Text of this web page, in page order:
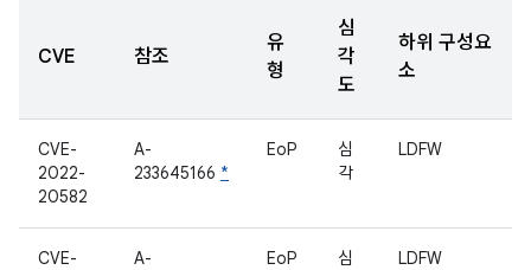
CVE 참조
유
형
심
각
도
하위 구성요
소
CVE-
2022-
20582
A-
233645166 *
EoP
심
각
LDFW
CVE-
A-
EoP
심
LDFW